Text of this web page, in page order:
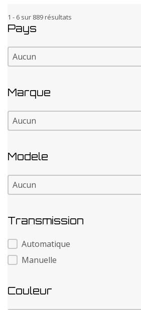
1 - 6 sur 889 résultats
Pays
Pays
Pays
Marque
Marque
Marque
Modele
Modele
Modele
Transmission
Transmission
Automatique
Manuelle
Couleur